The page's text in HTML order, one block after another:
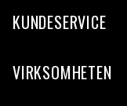
KUNDESERVICE
VIRKSOMHETEN